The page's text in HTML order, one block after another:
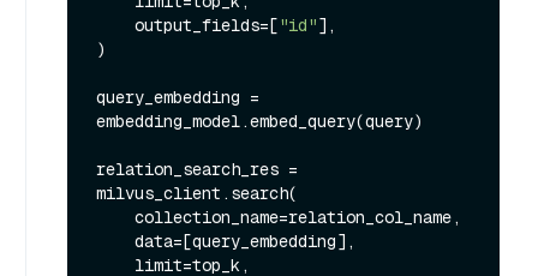
    output_fields=[
"id"],
)
query_embedding =
embedding_model.embed_query(query)
relation_search_res =
milvus_client.search(